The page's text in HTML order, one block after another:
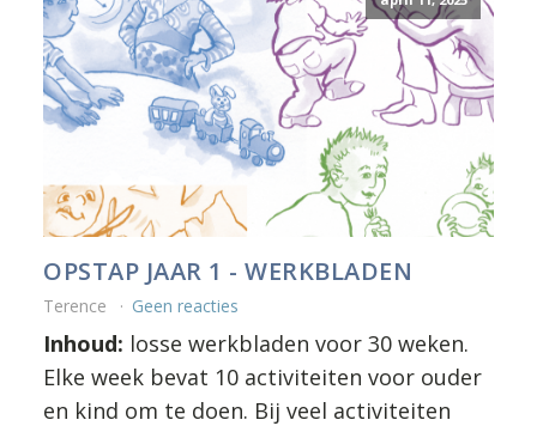
OPSTAP JAAR 1 - WERKBLADEN
Terence Geen reacties
Inhoud: losse werkbladen voor 30 weken.
Elke week bevat 10 activiteiten voor ouder
en kind om te doen. Bij veel activiteiten